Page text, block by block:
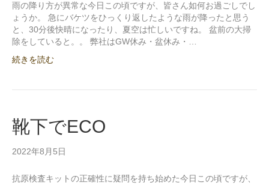
雨の降り方が異常な今日この頃ですが、皆さん如何お過ごしでし
ょうか。 急にバケツをひっくり返したような雨が降ったと思う
と、30分後快晴になったり、夏空は忙しいですね。 盆前の大掃
除をしていると。。 弊社はGW休み・盆休み・…
続きを読む
靴下でECO
2022年8月5日
抗原検査キットの正確性に疑問を持ち始めた今日この頃ですが、